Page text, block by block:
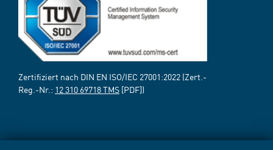
Zertifiziert nach DIN EN ISO/IEC 27001:2022 (Zert.-
Reg.-Nr.: 12 310 69718 TMS [PDF])